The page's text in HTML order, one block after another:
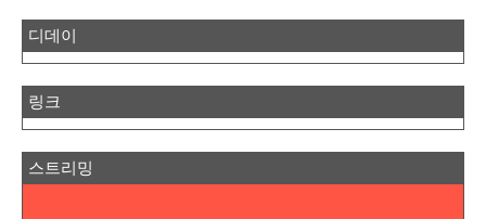
디데이
링크
스트리밍